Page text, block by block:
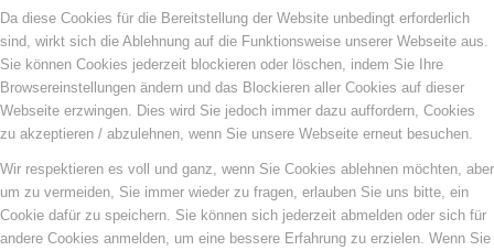
Da diese Cookies für die Bereitstellung der Website unbedingt erforderlich
sind, wirkt sich die Ablehnung auf die Funktionsweise unserer Webseite aus.
Sie können Cookies jederzeit blockieren oder löschen, indem Sie Ihre
Browsereinstellungen ändern und das Blockieren aller Cookies auf dieser
Webseite erzwingen. Dies wird Sie jedoch immer dazu auffordern, Cookies
zu akzeptieren / abzulehnen, wenn Sie unsere Webseite erneut besuchen.
Wir respektieren es voll und ganz, wenn Sie Cookies ablehnen möchten, aber
um zu vermeiden, Sie immer wieder zu fragen, erlauben Sie uns bitte, ein
Cookie dafür zu speichern. Sie können sich jederzeit abmelden oder sich für
andere Cookies anmelden, um eine bessere Erfahrung zu erzielen. Wenn Sie